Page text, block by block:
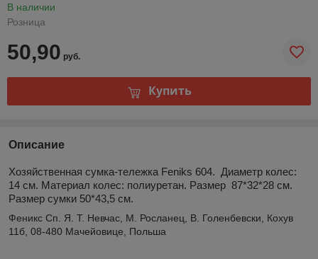
В наличии
Розница
50,90 руб.
Купить
Описание
Хозяйственная сумка-тележка Feniks 604. Диаметр колес:
14 см. Материал колес: полиуретан. Размер 87*32*28 см.
Размер сумки 50*43,5 см.
Феникс Сп. Я. Т. Невчас, М. Росланец, В. Голенбевски, Кохув
11б, 08-480 Мачейовице, Польша